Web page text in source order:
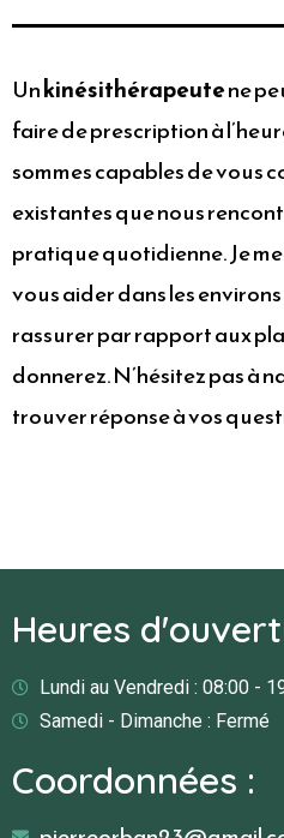
Unkinésithérapeutene
faire de prescription à
sommes capables de vous
existantes que nous
pratique quotidienne. Je
vous aider dans les
rassurer par rapport aux
donnerez. N’hésitez pas à
trouver réponse à vos
Heures
Lundi au Vendredi : 08:00 -
Samedi - Dimanche : Fermé
Coordonnées :